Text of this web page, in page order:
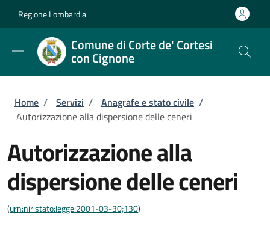
Regione Lombardia
Comune di Corte de' Cortesi
con Cignone
Briciole di pane
Home / Servizi / Anagrafe e stato civile /
Autorizzazione alla dispersione delle ceneri
Autorizzazione alla
dispersione delle ceneri
(urn:nir:stato:legge:2001-03-30;130)